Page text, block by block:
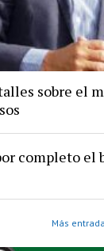
sobre el
completo el
Más